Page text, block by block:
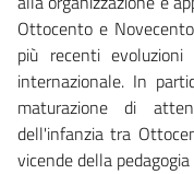
Ottocento e
più recenti
internazionale. In
maturazione di
dell'infanzia tra
vicende della